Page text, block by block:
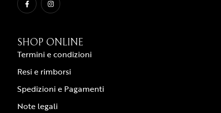
SHOP ONLINE
Termini e condizioni
Resi e rimborsi
Spedizioni e Pagamenti
Note legali